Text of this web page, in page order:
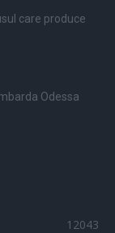
care produce
Odessa
12043